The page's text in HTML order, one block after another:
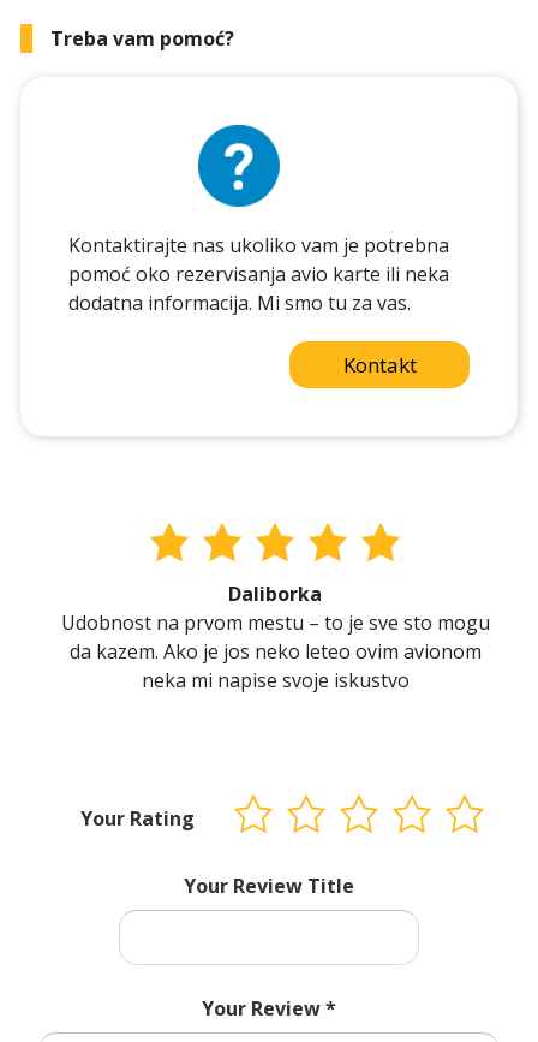
Treba vam pomoć?
Kontaktirajte nas ukoliko vam je potrebna
pomoć oko rezervisanja avio karte ili neka
dodatna informacija. Mi smo tu za vas.
Kontakt
Daliborka
Udobnost na prvom mestu – to je sve sto mogu
da kazem. Ako je jos neko leteo ovim avionom
neka mi napise svoje iskustvo
Your Rating
Your Review Title
Your Review*